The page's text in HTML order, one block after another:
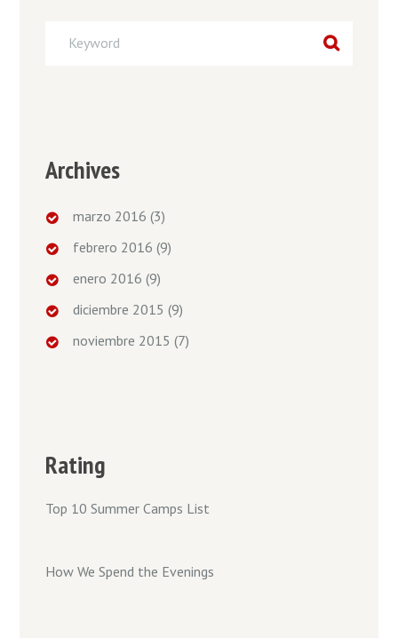
Archives
marzo 2016 (3)
febrero 2016 (9)
enero 2016 (9)
diciembre 2015 (9)
noviembre 2015 (7)
Rating
Top 10 Summer Camps List
How We Spend the Evenings